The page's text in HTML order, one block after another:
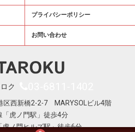
プライバシーポリシー
お問い合わせ
ク
区西新橋2-2-7 MARYSOLビル4階
「虎ノ門駅」徒歩4分
虎ノ門ヒルズ駅」徒歩6分